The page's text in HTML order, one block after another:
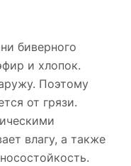
биверного
и хлопок.
Поэтому
от грязи.
влагу, а также